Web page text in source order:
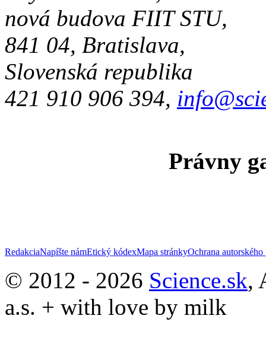
nová budova FIIT STU,
841 04, Bratislava,
Slovenská republika
421 910 906 394,
Právny
RedakciaNapíšte námEtický kódexMapa stránkyOchrana autorského
© 2012 - 2026 Science.sk,
a.s. + with love by milk